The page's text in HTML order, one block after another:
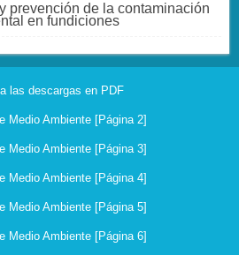
prevención de la contaminación
en fundiciones
las descargas en PDF
Medio Ambiente [Página 2]
Medio Ambiente [Página 3]
Medio Ambiente [Página 4]
Medio Ambiente [Página 5]
Medio Ambiente [Página 6]